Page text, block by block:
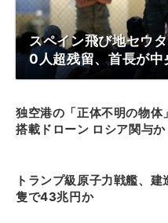
スペイン飛び地セウ
0人超残留、首長が
独空港の「正体不明の物体
搭載ドローン ロシア関与か
トランプ級原子力戦艦、建
隻で43兆円か